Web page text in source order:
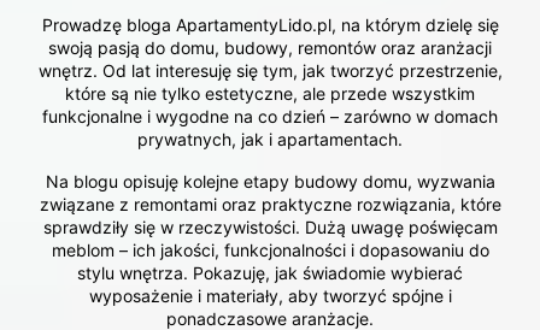
Prowadzę bloga ApartamentyLido.pl, na którym dzielę się
swoją pasją do domu, budowy, remontów oraz aranżacji
wnętrz. Od lat interesuję się tym, jak tworzyć przestrzenie,
które są nie tylko estetyczne, ale przede wszystkim
funkcjonalne i wygodne na co dzień – zarówno w domach
prywatnych, jak i apartamentach.
Na blogu opisuję kolejne etapy budowy domu, wyzwania
związane z remontami oraz praktyczne rozwiązania, które
sprawdziły się w rzeczywistości. Dużą uwagę poświęcam
meblom – ich jakości, funkcjonalności i dopasowaniu do
stylu wnętrza. Pokazuję, jak świadomie wybierać
wyposażenie i materiały, aby tworzyć spójne i
ponadczasowe aranżacje.